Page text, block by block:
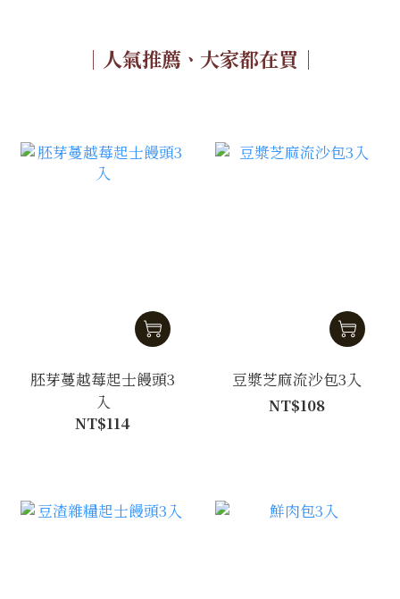
｜人氣推薦ㆍ大家都在買｜
胚芽蔓越莓起士饅頭3
入
NT$114
豆漿芝麻流沙包3入
NT$108